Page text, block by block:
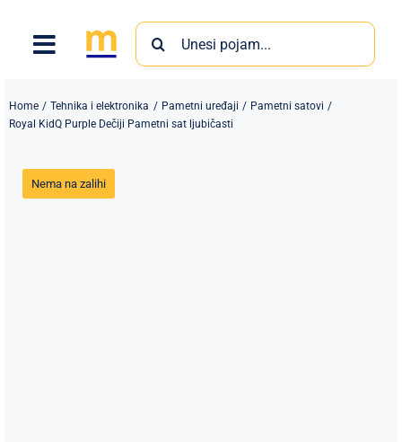
content
Search
for:
Home Tehnika i elektronika Pametni uređaji
Pametni satovi
Royal KidQ Purple Dečiji Pametni sat ljubičasti
Nema na zalihi
Proizvodi